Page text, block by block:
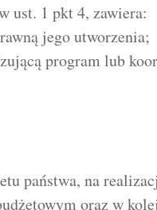
ust. 1 pkt 4, zawiera:
jego utworzenia;
program lub
państwa, na
oraz w